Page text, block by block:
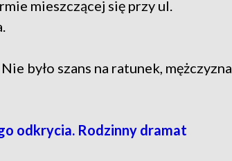
mieszczącej się przy ul.
było szans na ratunek, mężczyzna
odkrycia. Rodzinny dramat